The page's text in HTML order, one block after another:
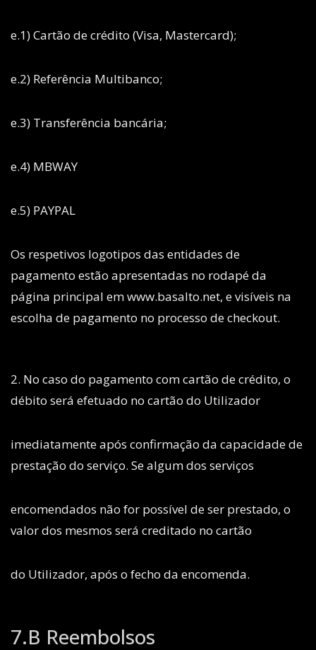
e.1) Cartão de crédito (Visa, Mastercard);
e.2) Referência Multibanco;
e.3) Transferência bancária;
e.4) MBWAY
e.5) PAYPAL
Os respetivos logotipos das entidades de
pagamento estão apresentadas no rodapé da
página principal em www.basalto.net, e visíveis na
escolha de pagamento no processo de checkout.
2. No caso do pagamento com cartão de crédito, o
débito será efetuado no cartão do Utilizador
imediatamente após confirmação da capacidade de
prestação do serviço. Se algum dos serviços
encomendados não for possível de ser prestado, o
valor dos mesmos será creditado no cartão
do Utilizador, após o fecho da encomenda.
7.B Reembolsos